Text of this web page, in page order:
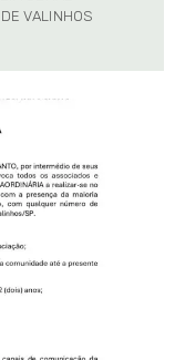
VALINHOS